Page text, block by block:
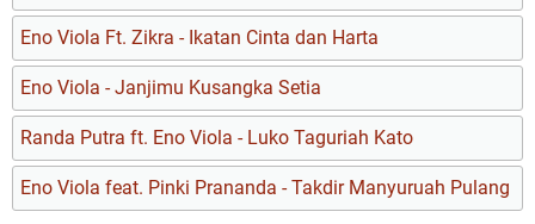
Eno Viola Ft. Zikra - Ikatan Cinta dan Harta
Eno Viola - Janjimu Kusangka Setia
Randa Putra ft. Eno Viola - Luko Taguriah Kato
Eno Viola feat. Pinki Prananda - Takdir Manyuruah Pulang